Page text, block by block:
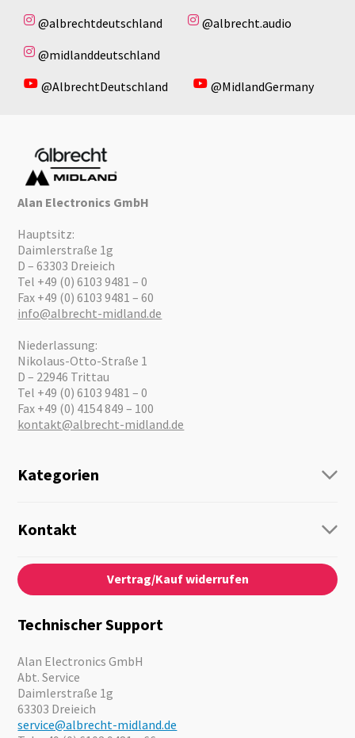
@albrechtdeutschland
@albrecht.audio
@midlanddeutschland
@AlbrechtDeutschland
@MidlandGermany
Alan Electronics GmbH
Hauptsitz:
Daimlerstraße 1g
D – 63303 Dreieich
Tel +49 (0) 6103 9481 – 0
Fax +49 (0) 6103 9481 – 60
info@albrecht-midland.de
Niederlassung:
Nikolaus-Otto-Straße 1
D – 22946 Trittau
Tel +49 (0) 6103 9481 – 0
Fax +49 (0) 4154 849 – 100
kontakt@albrecht-midland.de
Kategorien
Personenführung
Audio
Notfallvorsorge
Motorrad
Angebote
Kontakt
Kontaktformular
Über Uns
News
Karriere
Kataloge
Vertrag/Kauf widerrufen
Technischer Support
Alan Electronics GmbH
Abt. Service
Daimlerstraße 1g
63303 Dreieich
service@albrecht-midland.de